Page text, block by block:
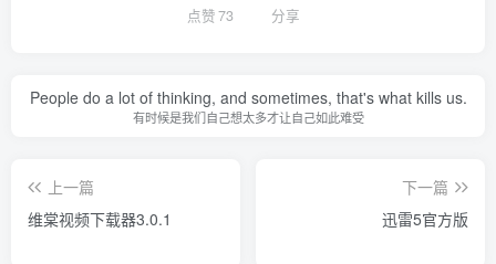
点赞73 分享
People do a lot of thinking, and sometimes, that's what kills us.
有时候是我们自己想太多才让自己如此难受
上一篇
维棠视频下载器3.0.1
下一篇
迅雷5官方版